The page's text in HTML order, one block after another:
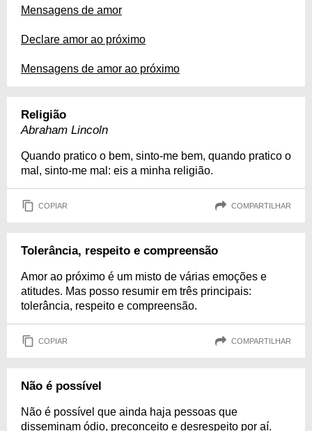
Mensagens de amor
Declare amor ao próximo
Mensagens de amor ao próximo
Religião
Abraham Lincoln
Quando pratico o bem, sinto-me bem, quando pratico o
mal, sinto-me mal: eis a minha religião.
COPIAR COMPARTILHAR
Tolerância, respeito e compreensão
Amor ao próximo é um misto de várias emoções e
atitudes. Mas posso resumir em três principais:
tolerância, respeito e compreensão.
COPIAR COMPARTILHAR
Não é possível
Não é possível que ainda haja pessoas que
disseminam ódio, preconceito e desrespeito por aí.